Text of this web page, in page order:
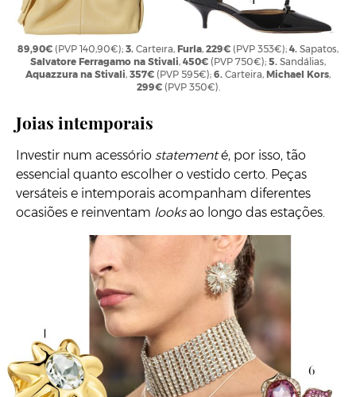
1. Clutchentrançada,Lottusse 2.Sapatos,Guess,
89,90€ (PVP 140,90€); 3. Carteira, Furla, 229€ (PVP 353€); 4. Sapatos,
Salvatore Ferragamo na Stivali, 450€ (PVP 750€); 5. Sandálias,
Aquazzura na Stivali, 357€ (PVP 595€); 6. Carteira, Michael Kors,
299€(PVP 350€).
Joias intemporais
Investir num acessório statementé, por isso, tão
essencial quanto escolher o vestido certo. Peças
versáteis e intemporais acompanham diferentes
ocasiões e reinventam looksao longo das estações.